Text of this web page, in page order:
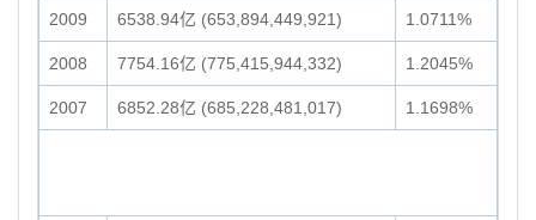
2009 6538.94亿 (653,894,449,921) 1.0711%
2008 7754.16亿 (775,415,944,332) 1.2045%
2007 6852.28亿 (685,228,481,017) 1.1698%